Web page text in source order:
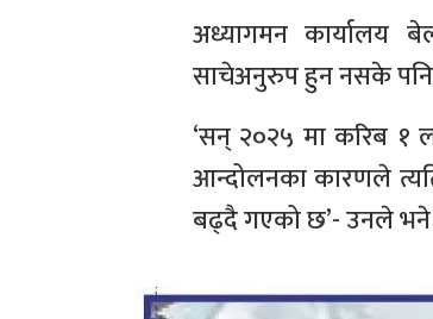
अध्यागमन कार्यालय
साचेअनुरुप हुन नसके पनि
‘सन् २०२५ मा करिब
आन्दोलनका कारणले
बढ्दै गएको छ’- उनले